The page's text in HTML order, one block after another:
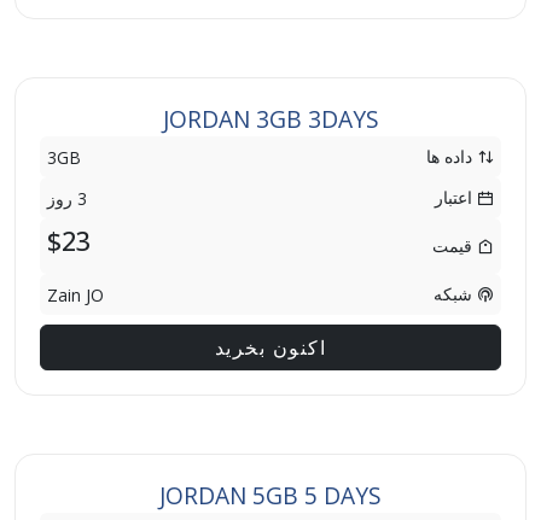
JORDAN 3GB 3DAYS
داده ها
3GB
اعتبار
3 روز
قیمت $23
شبکه Zain JO
اکنون بخرید
JORDAN 5GB 5 DAYS